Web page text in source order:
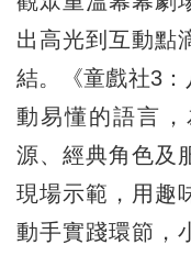
出高光到互動點
結。《童戲社3
動易懂的語言
源、經典角色及
現場示範，用趣
動手實踐環節，